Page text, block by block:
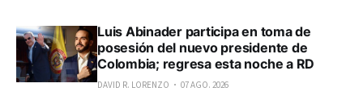
Luis Abinader participa en toma de
posesión del nuevo presidente de
Colombia; regresa esta noche a RD
DAVID R. LORENZO 07 AGO. 2026